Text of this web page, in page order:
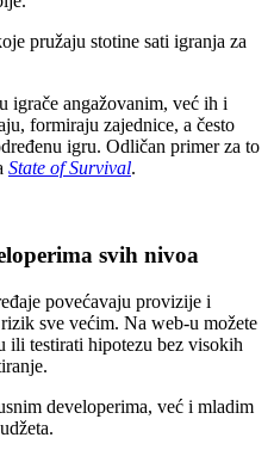
pružaju stotine sati igranja za
igrače angažovanim, već ih i
formiraju zajednice, a često
igru. Odličan primer za to
State of Survival.
svih nivoa
povećavaju provizije i
sve većim. Na web-u možete
ili testirati hipotezu bez visokih
developerima, već i mladim